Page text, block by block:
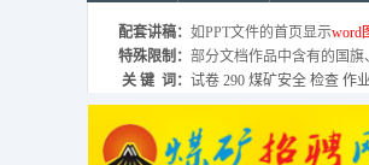
配套讲稿： 如PPT文件的首页显示word
特殊限制： 部分文档作品中含有的国旗
关 键 词： 试卷 290 煤矿安全 检查 作